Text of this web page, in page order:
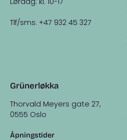
Tlf/sms: +47 932 45 327
Grünerløkka
Thorvald Meyers gate 27,
0555 Oslo
Åpningstider